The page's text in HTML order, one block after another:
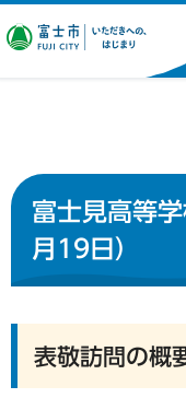
富士市 いただ
富士見高等
月19日）
表敬訪問の概